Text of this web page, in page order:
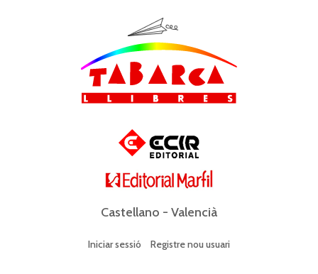
Castellano - Valencià
Iniciar sessió Registre nou usuari